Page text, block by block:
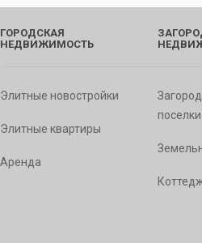
ГОРОДСКАЯ
НЕДВИЖИМОСТЬ
Элитные новостройки
Элитные квартиры
Аренда
поселки